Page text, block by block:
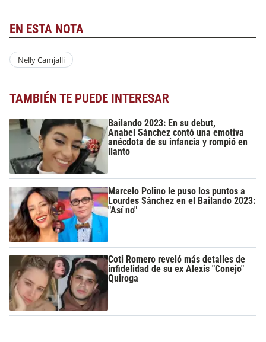
EN ESTA NOTA
Nelly Camjalli
TAMBIÉN TE PUEDE INTERESAR
Bailando 2023: En su debut,
Anabel Sánchez contó una emotiva
anécdota de su infancia y rompió en
llanto
Marcelo Polino le puso los puntos a
Lourdes Sánchez en el Bailando 2023:
"Así no"
Coti Romero reveló más detalles de
infidelidad de su ex Alexis "Conejo"
Quiroga